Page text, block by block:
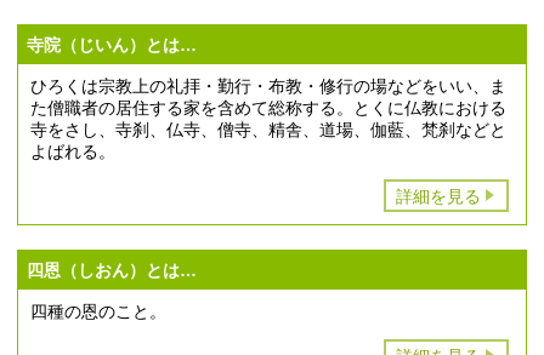
寺院（じいん）とは…
ひろくは宗教上の礼拝・勤行・布教・修行の場などをいい、ま
た僧職者の居住する家を含めて総称する。とくに仏教における
寺をさし、寺刹、仏寺、僧寺、精舎、道場、伽藍、梵刹などと
よばれる。
詳細を見る
四恩（しおん）とは…
四種の恩のこと。